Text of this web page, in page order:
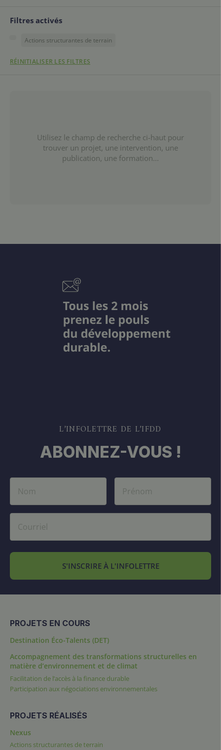
Filtres activés
Actions structurantes de terrain
RÉINITIALISER LES FILTRES
Utilisez le champ de recherche ci-haut pour
trouver un projet, une intervention, une
publication, une formation...
L’INFOLETTRE DE L’IFDD
ABONNEZ-VOUS !
S'INSCRIRE À L'INFOLETTRE
PROJETS EN COURS
Destination Éco-Talents (DET)
Accompagnement des transformations structurelles en
matière d’environnement et de climat
Facilitation de l’accès à la finance durable
Participation aux négociations environnementales
PROJETS RÉALISÉS
Nexus
Actions structurantes de terrain